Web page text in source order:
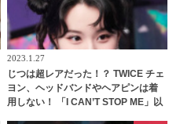
2023.1.27
じつは超レアだった！？ TWICE チェ
ヨン、ヘッドバンドやヘアピンは着
用しない！ 「I CAN’T STOP ME」以